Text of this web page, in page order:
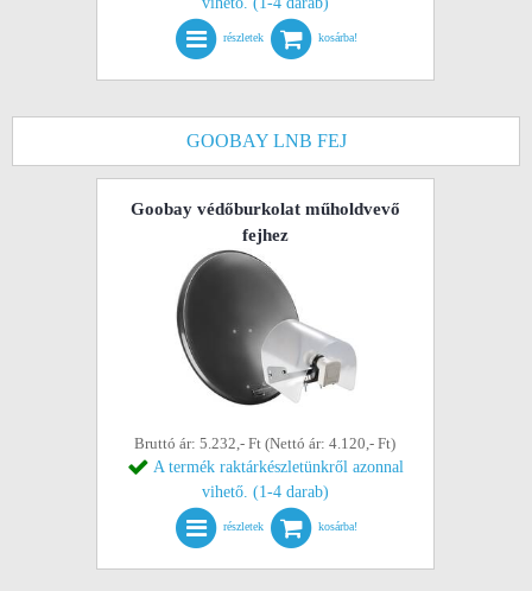
részletek kosárba!
GOOBAY LNB FEJ
Goobay védőburkolat műholdvevő
fejhez
Bruttó ár: 5.232,- Ft (Nettó ár: 4.120,- Ft)
A termék raktárkészletünkről azonnal
vihető. (1-4 darab)
részletek kosárba!